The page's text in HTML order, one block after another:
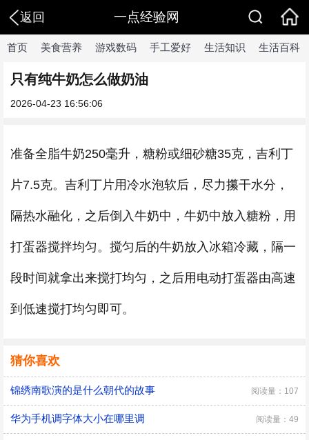
返回 一点经验网
首页 美食营养 游戏数码 手工爱好 生活知识 生活百科
只有纯牛奶怎么做奶油
2026-04-23 16:56:06
准备全脂牛奶250毫升，糖粉或细砂糖35克，吉利丁
片7.5克。吉利丁片用冷水泡软后，尽力攥干水分，
隔热水融化，之后倒入牛奶中，牛奶中放入糖粉，用
打蛋器搅拌均匀。搅匀后的牛奶放入冰箱冷藏，隔一
段时间就拿出来搅打均匀，之后用电动打蛋器由高速
到低速搅打均匀即可。
猜你喜欢
锦绣南歌演的是什么朝代的故事 阅读量：107
华为手机调字体大小在哪里调 阅读量：49